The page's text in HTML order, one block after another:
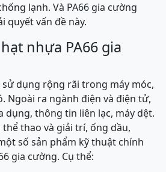
lạnh. Và PA66 gia cường
quyết vấn đề này.
nhựa PA66 gia
sử dụng rộng rãi trong máy móc,
Ngoài ra ngành điện và điện tử,
dụng, thông tin liên lạc, máy dệt.
thao và giải trí, ống dầu,
số sản phẩm kỹ thuật chính
gia cường. Cụ thể: